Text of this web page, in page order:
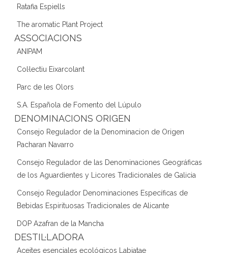
Ratafia Espiells
The aromatic Plant Project
ASSOCIACIONS
ANIPAM
Col·lectiu Eixarcolant
Parc de les Olors
S.A. Española de Fomento del Lúpulo
DENOMINACIONS ORIGEN
Consejo Regulador de la Denominacion de Origen
Pacharan Navarro
Consejo Regulador de las Denominaciones Geográficas
de los Aguardientes y Licores Tradicionales de Galicia
Consejo Regulador Denominaciones Específicas de
Bebidas Espirituosas Tradicionales de Alicante
DOP Azafran de la Mancha
DESTIL·LADORA
Aceites esenciales ecológicos Labiatae